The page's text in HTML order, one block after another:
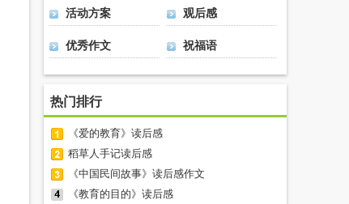
活动方案 观后感
优秀作文 祝福语
热门排行
《爱的教育》读后感
稻草人手记读后感
《中国民间故事》读后感作文
《教育的目的》读后感